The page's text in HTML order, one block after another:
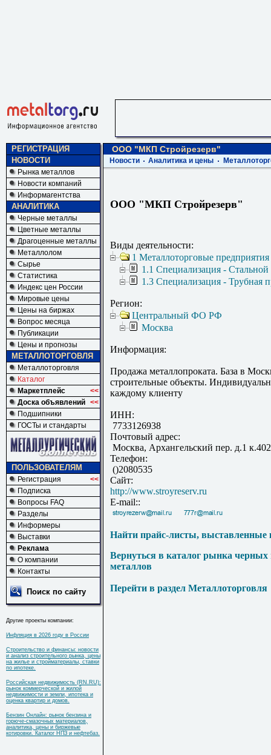
РЕГИСТРАЦИЯ
НОВОСТИ
Рынка металлов
Новости компаний
Информагентства
АНАЛИТИКА
Черные металлы
Цветные металлы
Драгоценные металлы
Металлолом
Сырье
Статистика
Индекс цен России
Мировые цены
Цены на биржах
Вопрос месяца
Публикации
Цены и прогнозы
МЕТАЛЛОТОРГОВЛЯ
Металлоторговля
Каталог
Маркетплейс
<<
Доска объявлений <<
Подшипники
ГОСТы и стандарты
ПОЛЬЗОВАТЕЛЯМ
Регистрация
<<
Подписка
Вопросы FAQ
Разделы
Информеры
Выставки
Реклама
О компании
Контакты
Поиск по сайту
Другие проекты компании:
Инфляция в 2026 году в России
Строительство и финансы: новости
и анализ строительного рынка, цены
на жилье и стройматериалы, ставки
по ипотеке.
Российская недвижимость (RN.RU):
рынок коммерческой и жилой
недвижимости и земли, ипотека и
оценка квартир и домов.
Бензин Онлайн: рынок бензина и
горюче-смазочных материалов,
аналитика, цены и биржевые
котировки. Каталог НПЗ и нефтебаз.
ООО "МКП Стройрезерв"
Новости Аналитика и цены
ООО "МКП Стройрезерв"
Виды деятельности:
1 Металлоторговые
1.1 Специализация - Стальной
1.3 Специализация - Трубная
Регион:
Центральный ФО РФ
Москва
Информация:
Продажа металлопроката. База в
строительные объекты.
каждому клиенту
ИНН:
7733126938
Почтовый адрес:
Москва, Архангельский пер. д.1 к.402
Телефон:
()2080535
Сайт:
http://www.stroyreserv.ru
E-mail::
Найти прайс-листы, выставленные
Вернуться в каталог рынка
металлов
Перейти в раздел Металлоторговля